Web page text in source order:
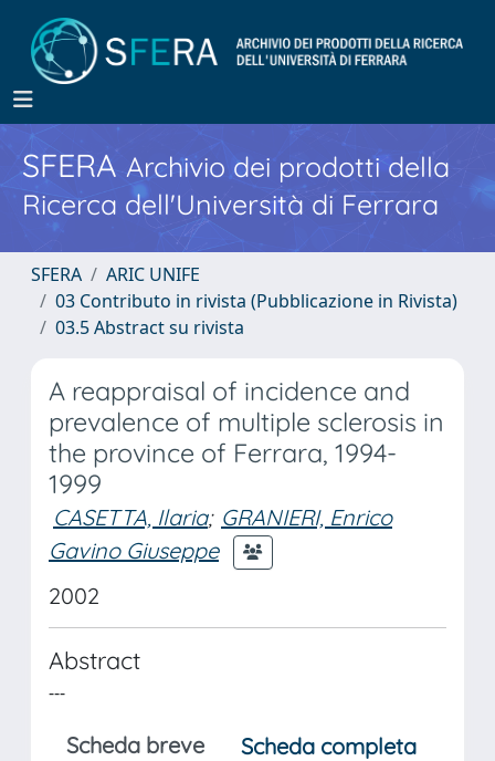
SFERA Archivio dei prodotti della
Ricerca dell'Università di Ferrara
SFERA
ARIC UNIFE
03 Contributo in rivista (Pubblicazione in Rivista)
03.5 Abstract su rivista
A reappraisal of incidence and
prevalence of multiple sclerosis in
the province of Ferrara, 1994-
1999
CASETTA, Ilaria; GRANIERI, Enrico
Gavino Giuseppe
2002
Abstract
---
Scheda breve
Scheda completa